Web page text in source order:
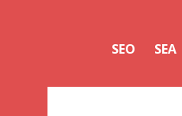
SEO SEA